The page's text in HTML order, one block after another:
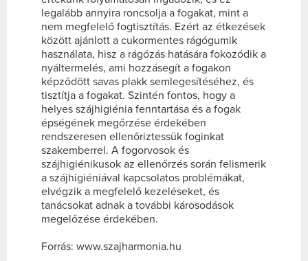
legalább annyira roncsolja a fogakat, mint a
nem megfelelő fogtisztítás. Ezért az étkezések
között ajánlott a cukormentes rágógumik
használata, hisz a rágózás hatására fokozódik a
nyáltermelés, ami hozzásegít a fogakon
képződött savas plakk semlegesítéséhez, és
tisztítja a fogakat. Szintén fontos, hogy a
helyes szájhigiénia fenntartása és a fogak
épségének megőrzése érdekében
rendszeresen ellenőriztessük foginkat
szakemberrel. A fogorvosok és
szájhigiénikusok az ellenőrzés során felismerik
a szájhigiéniával kapcsolatos problémákat,
elvégzik a megfelelő kezeléseket, és
tanácsokat adnak a további károsodások
megelőzése érdekében.
Forrás: www.szajharmonia.hu